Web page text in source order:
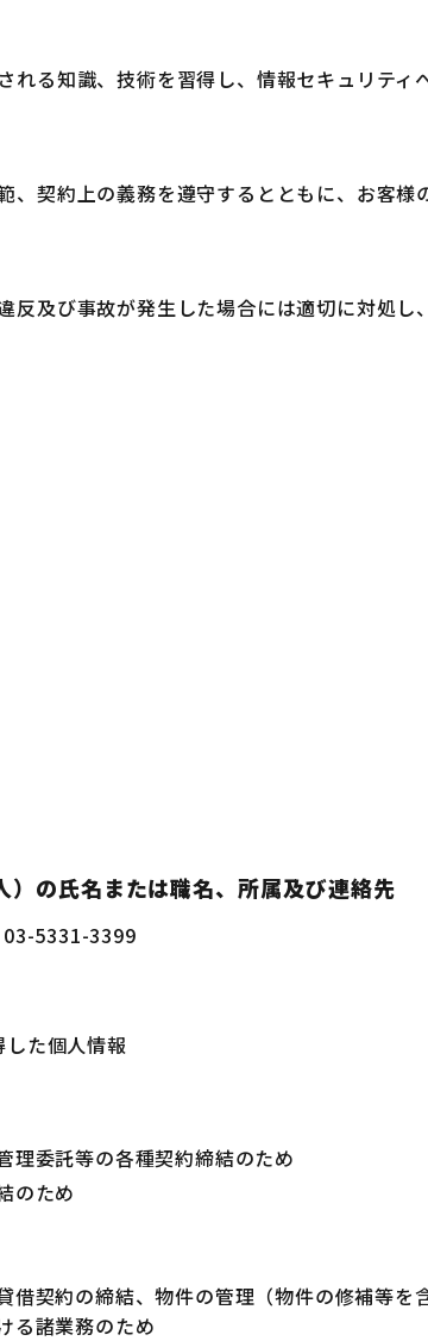
る知識、技術を習得し、情報セキュリティ
契約上の義務を遵守するとともに、お客様
及び事故が発生した場合には適切に対処し
の氏名または職名、所属及び連絡先
5331-3399
た個人情報
理委託等の各種契約締結のため
のため
借契約の締結、物件の管理（物件の修補等
る諸業務のため